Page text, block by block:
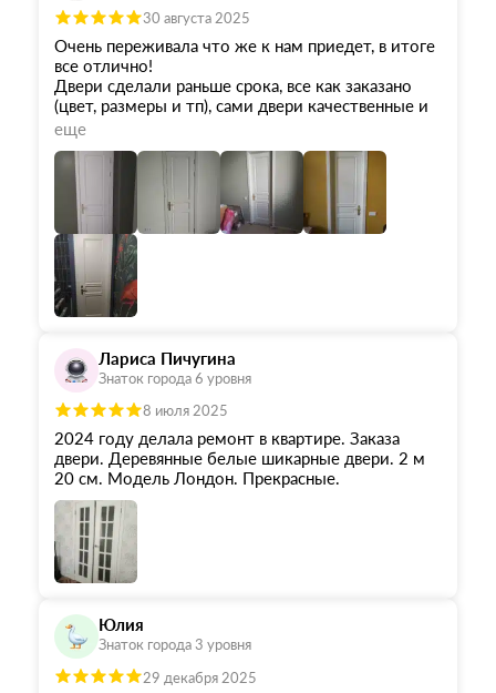
30 августа 2025
Очень переживала что же к нам приедет, в итоге
все отлично!
Двери сделали раньше срока, все как заказано
(цвет, размеры и тп), сами двери качественные и
выглядят шикарно, наш дизайнер осталась в
восторге)
Грамотный и максимально ориентированный на
клиента менеджер Андрей, всегда был на связи,
оперативно помогал разрешить все вопросы,
быстро помог сделать дозаказ на доборы (у нас
поменялась ширина стен), организовал доставку.
Я очень довольна!
Из минусов, дорогая установка, поэтому мы ей не
плюс в карму этой компании.
еще
Лариса Пичугина
Знаток города 6 уровня
8 июля 2025
2024 году делала ремонт в квартире. Заказа
двери. Деревянные белые шикарные двери. 2 м
20 см. Модель Лондон. Прекрасные.
Юлия
Знаток города 3 уровня
29 декабря 2025